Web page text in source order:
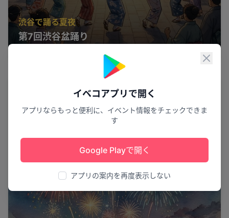
閉じ
イベコアプリで開く
アプリならもっと便利に、イベント情報をチェックできま
す
Google Playで開く
アプリの案内を再度表示しない
渋谷で踊る夏夜
第7回渋谷盆踊り